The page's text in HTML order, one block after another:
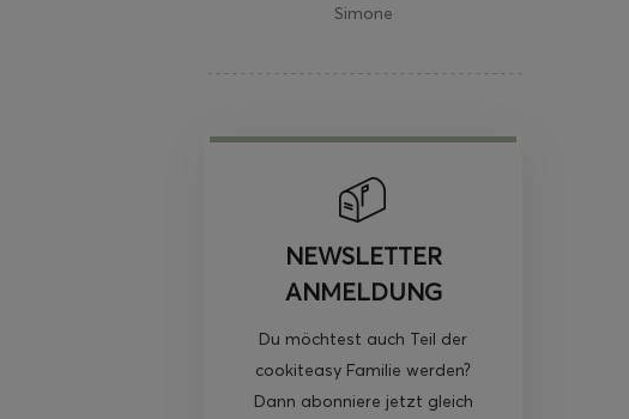
Simone
NEWSLETTER
ANMELDUNG
Du möchtest auch Teil der
cookiteasy Familie werden?
Dann abonniere jetzt gleich